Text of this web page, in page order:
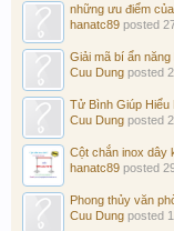
những ưu điểm của
hanatc89 posted
Giải mã bí ẩn
Cuu Dung posted
Tử Bình Giúp Hiểu
Cuu Dung posted
Cột chắn inox dây
hanatc89 posted
Phong thủy văn
Cuu Dung posted